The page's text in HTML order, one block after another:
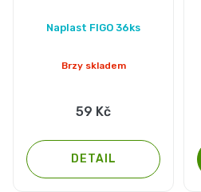
Naplast FIGO 36ks
Brzy skladem
59 Kč
DETAIL